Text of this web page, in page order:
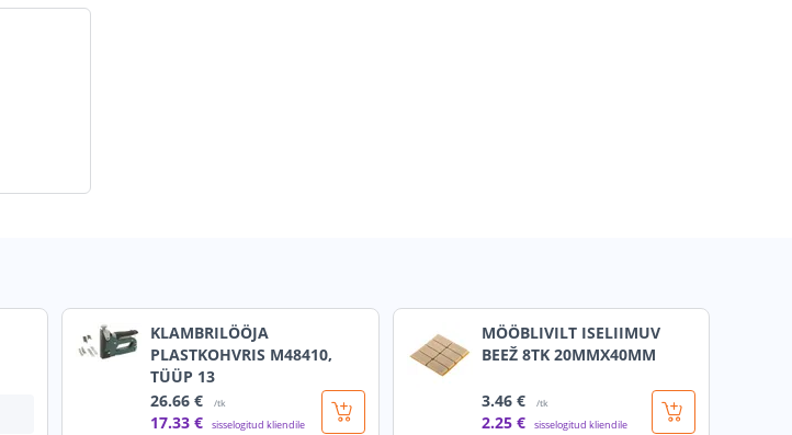
KLAMBRILÖÖJA
PLASTKOHVRIS M48410,
TÜÜP 13
26.66 € /tk
17.33 € sisselogitud kliendile
MÖÖBLIVILT ISELIIMUV
BEEŽ 8TK 20MMX40MM
3.46 € /tk
2.25 € sisselogitud kliendile